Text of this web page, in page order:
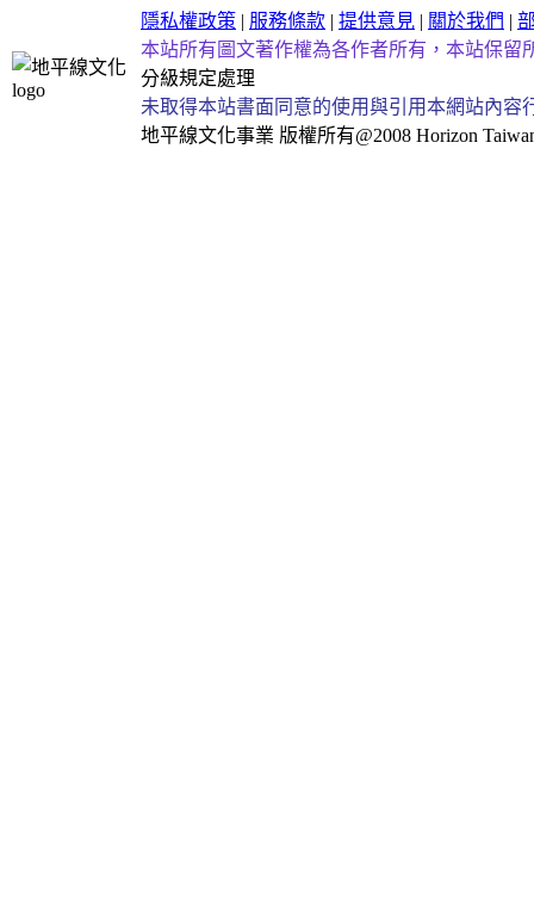
隱私權政策 | 服務條款 | 提供意見 | 關於我們 |
本站所有圖文著作權為各作者所有，本站保留
分級規定處理
未取得本站書面同意的使用與引用本網站內
地平線文化事業 版權所有@2008 Horizon